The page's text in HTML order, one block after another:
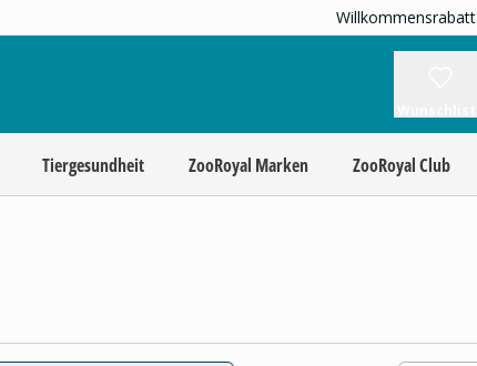
Willkommensrabatt
Tiergesundheit ZooRoyal Marken ZooRoyal Club